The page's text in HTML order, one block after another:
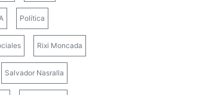
Política
Rixi Moncada
Salvador Nasralla